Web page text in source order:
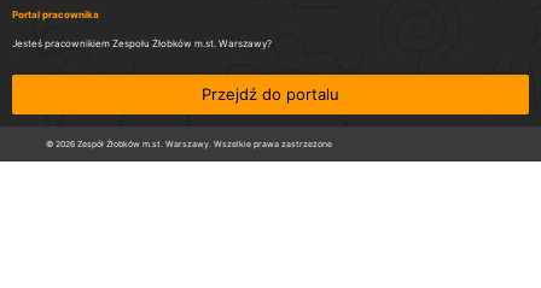
Portal pracownika
Jesteś pracownikiem Zespołu Żłobków m.st. Warszawy?
Przejdź do portalu
© 2026 Zespół Żłobków m.st. Warszawy. Wszelkie prawa zastrzeżone